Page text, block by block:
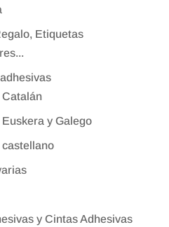
Etiquetas
Catalán
y Galego
y Cintas Adhesivas